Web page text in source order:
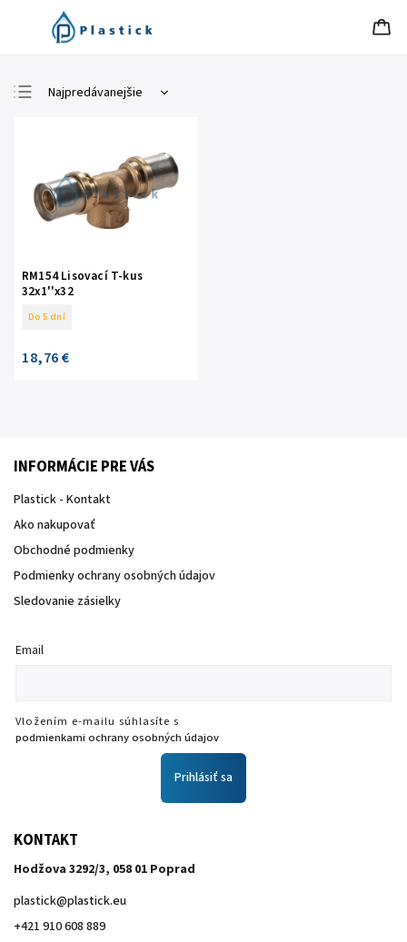
Najpredávanejšie
Abecedne
RM154 Lisovací T-kus
32x1''x32
Do 5 dní
18,76 €
INFORMÁCIE PRE VÁS
Plastick - Kontakt
Ako nakupovať
Obchodné podmienky
Podmienky ochrany osobných údajov
Sledovanie zásielky
Email
Vložením e-mailu súhlasíte s
podmienkami ochrany osobných údajov
Prihlásiť sa
KONTAKT
Hodžova 3292/3, 058 01 Poprad
plastick@plastick.eu
+421 910 608 889